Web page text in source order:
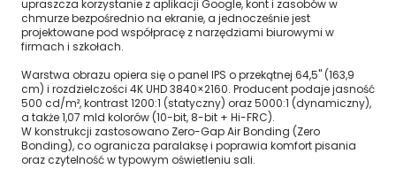
upraszcza korzystanie z aplikacji Google, kont i zasobów w
chmurze bezpośrednio na ekranie, a jednocześnie jest
projektowane pod współpracę z narzędziami biurowymi w
firmach i szkołach.
Warstwa obrazu opiera się o panel IPS o przekątnej 64,5" (163,9
cm) i rozdzielczości 4K UHD 3840×2160. Producent podaje jasność
500 cd/m², kontrast 1200:1 (statyczny) oraz 5000:1 (dynamiczny),
a także 1,07 mld kolorów (10-bit, 8-bit + Hi-FRC).
W konstrukcji zastosowano Zero-Gap Air Bonding (Zero
Bonding), co ogranicza paralaksę i poprawia komfort pisania
oraz czytelność w typowym oświetleniu sali.